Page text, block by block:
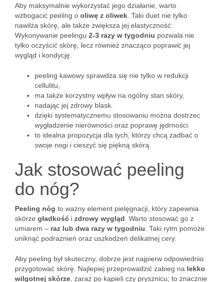
Aby maksymalnie wykorzystać jego działanie, warto
wzbogacić peeling o oliwę z oliwek . Taki duet nie tylko
nawilża skórę, ale także zwiększa jej elastyczność.
Wykonywanie peelingu 2-3 razy w tygodniu pozwala nie
tylko oczyścić skórę, lecz również znacząco poprawić jej
wygląd i kondycję.
peeling kawowy sprawdza się nie tylko w redukcji
cellulitu,
ma także korzystny wpływ na ogólny stan skóry,
nadając jej zdrowy blask.
dzięki systematycznemu stosowaniu można dostrzec
wygładzenie nierówności oraz poprawę jędrności.
to idealna propozycja dla tych, którzy chcą zadbać o
swoje nogi i cieszyć się piękną skórą.
Jak stosować peeling
do nóg?
Peeling nóg to ważny element pielęgnacji, który zapewnia
skórze gładkość i zdrowy wygląd . Warto stosować go z
umiarem – raz lub dwa razy w tygodniu . Taki rytm pomoże
uniknąć podrażnień oraz uszkodzeń delikatnej cery.
Aby peeling był skuteczny, dobrze jest najpierw odpowiednio
przygotować skórę. Najlepiej przeprowadzić zabieg na lekko
wilgotnej skórze , zaraz po kąpieli czy prysznicu; to znacznie